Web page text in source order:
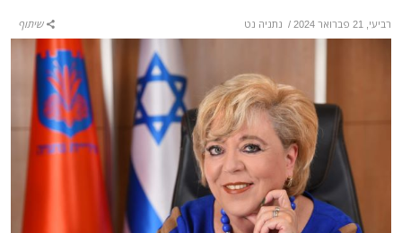
רביעי, 21 פברואר 2024 / נתניה נט שיתוף